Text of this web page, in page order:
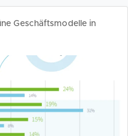
Geschäftsmodelle in